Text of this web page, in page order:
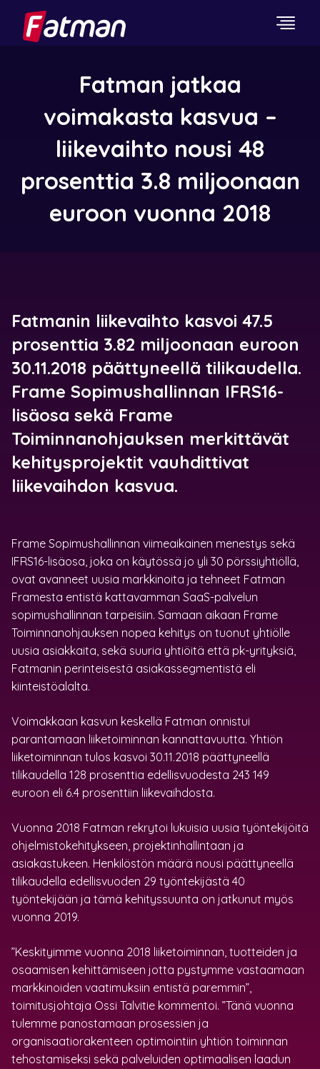
Fatman jatkaa
voimakasta kasvua –
liikevaihto nousi 48
prosenttia 3.8 miljoonaan
euroon vuonna 2018
Fatmanin liikevaihto kasvoi 47.5
prosenttia 3.82 miljoonaan euroon
30.11.2018 päättyneellä tilikaudella.
Frame Sopimushallinnan IFRS16-
lisäosa sekä Frame
Toiminnanohjauksen merkittävät
kehitysprojektit vauhdittivat
liikevaihdon kasvua.
Frame Sopimushallinnan viimeaikainen menestys sekä
IFRS16-lisäosa, joka on käytössä jo yli 30 pörssiyhtiöllä,
ovat avanneet uusia markkinoita ja tehneet Fatman
Framesta entistä kattavamman SaaS-palvelun
sopimushallinnan tarpeisiin. Samaan aikaan Frame
Toiminnanohjauksen nopea kehitys on tuonut yhtiölle
uusia asiakkaita, sekä suuria yhtiöitä että pk-yrityksiä,
Fatmanin perinteisestä asiakassegmentistä eli
kiinteistöalalta.
Voimakkaan kasvun keskellä Fatman onnistui
parantamaan liiketoiminnan kannattavuutta. Yhtiön
liiketoiminnan tulos kasvoi 30.11.2018 päättyneellä
tilikaudella 128 prosenttia edellisvuodesta 243 149
euroon eli 6.4 prosenttiin liikevaihdosta.
Vuonna 2018 Fatman rekrytoi lukuisia uusia työntekijöitä
ohjelmistokehitykseen, projektinhallintaan ja
asiakastukeen. Henkilöstön määrä nousi päättyneellä
tilikaudella edellisvuoden 29 työntekijästä 40
työntekijään ja tämä kehityssuunta on jatkunut myös
vuonna 2019.
”Keskityimme vuonna 2018 liiketoiminnan, tuotteiden ja
osaamisen kehittämiseen jotta pystymme vastaamaan
markkinoiden vaatimuksiin entistä paremmin”,
toimitusjohtaja Ossi Talvitie kommentoi. ”Tänä vuonna
tulemme panostamaan prosessien ja
organisaatiorakenteen optimointiin yhtiön toiminnan
tehostamiseksi sekä palveluiden optimaalisen laadun